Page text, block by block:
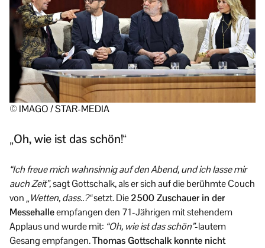
© IMAGO / STAR-MEDIA
„Oh, wie ist das schön!“
“Ich freue mich wahnsinnig auf den Abend, und ich lasse mir
auch Zeit”,sagt Gottschalk, als er sich auf die berühmte Couch
von„Wetten, dass..?“setzt. Die2500 Zuschauer in der
Messehalleempfangen den 71-Jährigen mit stehendem
Applaus und wurde mit: “Oh, wie ist das schön”-lautem
Gesang empfangen.Thomas Gottschalk konnte nicht